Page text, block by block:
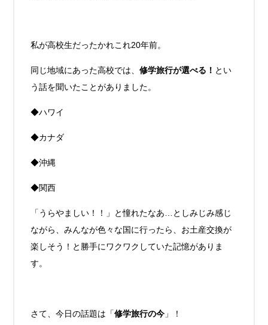
私が高校生だったかれこれ20年前。
同じ地域にあった高校では、修学旅行が選べる！ とい
う話を聞いたことがありました。
◆ハワイ
◆カナダ
◆沖縄
◆関西
「うらやましい！！」と憧れたなあ…としみじみ感じ
ながら、みんなが色々な国に行ったら、お土産交換が
楽しそう！と勝手にワクワクしていた記憶がありま
す。
さて、今日の話題は「修学旅行の今 」！